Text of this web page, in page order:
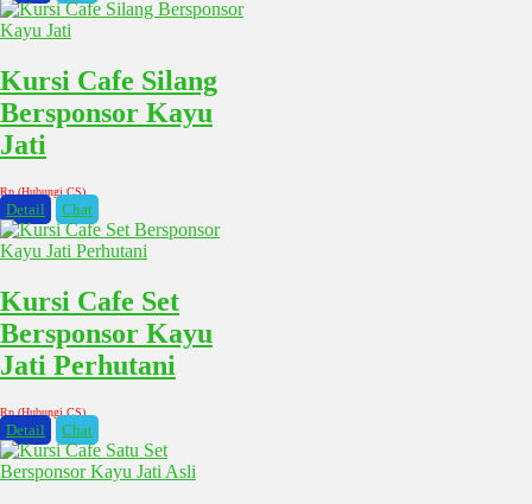
Kursi Cafe Silang
Bersponsor Kayu
Jati
Rp (Hubungi CS)
Detail Chat
Kursi Cafe Set
Bersponsor Kayu
Jati Perhutani
Rp (Hubungi CS)
Detail Chat